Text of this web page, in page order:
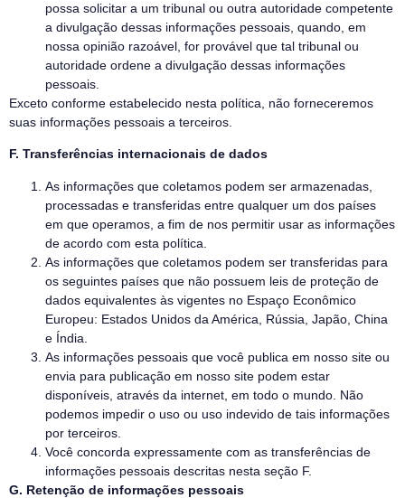
possa solicitar a um tribunal ou outra autoridade competente
a divulgação dessas informações pessoais, quando, em
nossa opinião razoável, for provável que tal tribunal ou
autoridade ordene a divulgação dessas informações
pessoais.
Exceto conforme estabelecido nesta política, não forneceremos
suas informações pessoais a terceiros.
F. Transferências internacionais de dados
As informações que coletamos podem ser armazenadas,
processadas e transferidas entre qualquer um dos países
em que operamos, a fim de nos permitir usar as informações
de acordo com esta política.
As informações que coletamos podem ser transferidas para
os seguintes países que não possuem leis de proteção de
dados equivalentes às vigentes no Espaço Econômico
Europeu: Estados Unidos da América, Rússia, Japão, China
e Índia.
As informações pessoais que você publica em nosso site ou
envia para publicação em nosso site podem estar
disponíveis, através da internet, em todo o mundo. Não
podemos impedir o uso ou uso indevido de tais informações
por terceiros.
Você concorda expressamente com as transferências de
informações pessoais descritas nesta seção F.
G. Retenção de informações pessoais